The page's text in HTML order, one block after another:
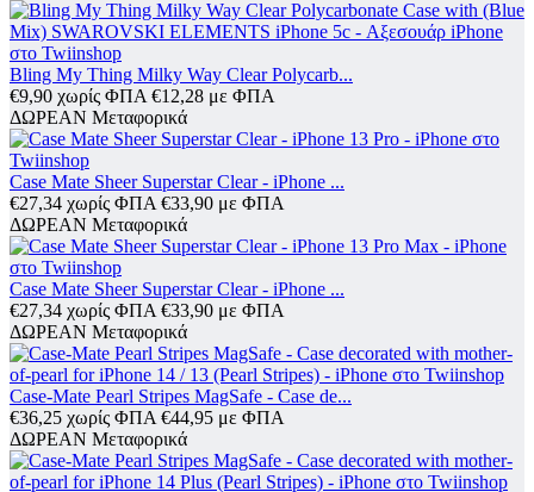
Bling My Thing Milky Way Clear Polycarb...
€9,90 χωρίς ΦΠΑ €12,28 με ΦΠΑ
ΔΩΡΕΑΝ Μεταφορικά
Case Mate Sheer Superstar Clear - iPhone ...
€27,34 χωρίς ΦΠΑ €33,90 με ΦΠΑ
ΔΩΡΕΑΝ Μεταφορικά
Case Mate Sheer Superstar Clear - iPhone ...
€27,34 χωρίς ΦΠΑ €33,90 με ΦΠΑ
ΔΩΡΕΑΝ Μεταφορικά
Case-Mate Pearl Stripes MagSafe - Case de...
€36,25 χωρίς ΦΠΑ €44,95 με ΦΠΑ
ΔΩΡΕΑΝ Μεταφορικά